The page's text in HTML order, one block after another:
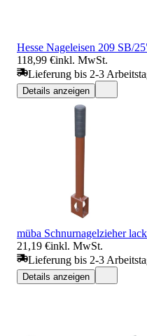
Hesse Nageleisen 209 SB/
118,99 €inkl. MwSt.
Lieferung bis 2-3
Details anzeigen
müba Schnurnagelzieher
21,19 €inkl. MwSt.
Lieferung bis 2-3
Details anzeigen